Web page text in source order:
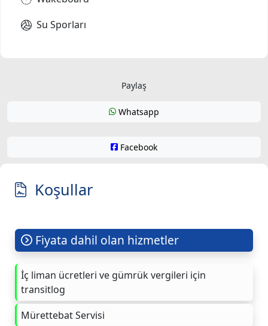
Su Sporları
Paylaş
Whatsapp
Facebook
Koşullar
Fiyata dahil olan hizmetler
İç liman ücretleri ve gümrük vergileri için
transitlog
Mürettebat Servisi